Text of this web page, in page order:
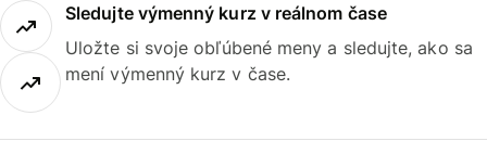
Sledujte výmenný kurz v reálnom čase
Uložte si svoje obľúbené meny a sledujte, ako sa
mení výmenný kurz v čase.